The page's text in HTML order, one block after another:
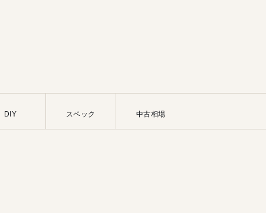
DIY スペック 中古相場